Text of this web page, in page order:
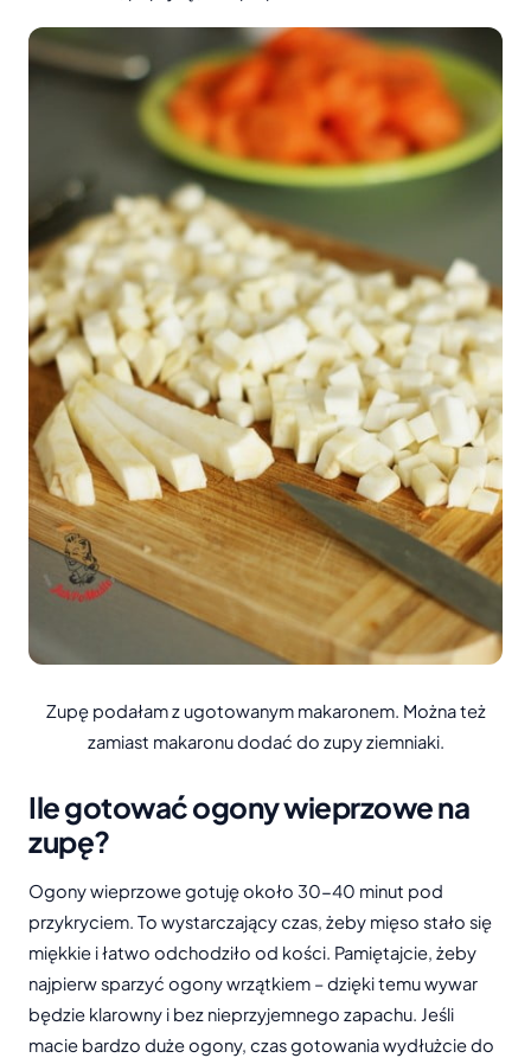
Zupę podałam z ugotowanym makaronem. Można też
zamiast makaronu dodać do zupy ziemniaki.
Ile gotować ogony wieprzowe na
zupę?
Ogony wieprzowe gotuję około 30-40 minut pod
przykryciem. To wystarczający czas, żeby mięso stało się
miękkie i łatwo odchodziło od kości. Pamiętajcie, żeby
najpierw sparzyć ogony wrzątkiem – dzięki temu wywar
będzie klarowny i bez nieprzyjemnego zapachu. Jeśli
macie bardzo duże ogony, czas gotowania wydłużcie do